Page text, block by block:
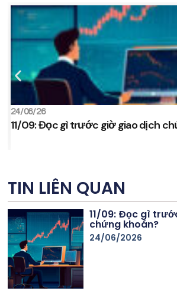
24/06/26
11/09: Đọc gì trước giờ giao dịch
TIN LIÊN QUAN
11/09: Đọc gì
chứng khoán?
24/06/2026